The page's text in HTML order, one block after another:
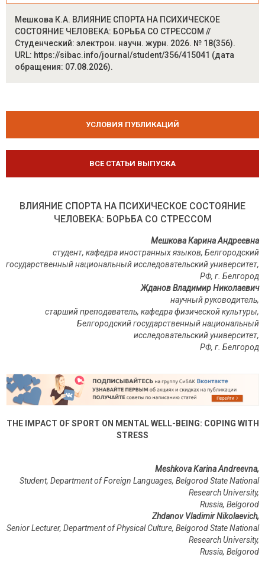
Мешкова К.А. ВЛИЯНИЕ СПОРТА НА ПСИХИЧЕСКОЕ
СОСТОЯНИЕ ЧЕЛОВЕКА: БОРЬБА СО СТРЕССОМ //
Студенческий: электрон. научн. журн. 2026. № 18(356).
URL: https://sibac.info/journal/student/356/415041 (дата
обращения: 07.08.2026).
УСЛОВИЯ ПУБЛИКАЦИЙ
ВСЕ СТАТЬИ ВЫПУСКА
ВЛИЯНИЕ СПОРТА НА ПСИХИЧЕСКОЕ СОСТОЯНИЕ
ЧЕЛОВЕКА: БОРЬБА СО СТРЕССОМ
Мешкова Карина Андреевна
студент, кафедра иностранных языков, Белгородский
государственный национальный исследовательский университет,
РФ, г. Белгород
Жданов Владимир Николаевич
научный руководитель,
старший преподаватель, кафедра физической культуры,
Белгородский государственный национальный
исследовательский университет,
РФ, г Белгород
THE IMPACT OF SPORT ON MENTAL WELL-BEING: COPING WITH
STRESS
Meshkova Karina Andreevna,
Student, Department of Foreign Languages, Belgorod State National
Research University,
Russia, Belgorod
Zhdanov Vladimir Nikolaevich,
Senior Lecturer, Department of Physical Culture, Belgorod State National
Research University,
Russia, Belgorod